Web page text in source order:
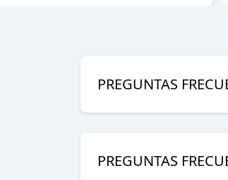
PREGUNTAS
PREGUNTAS